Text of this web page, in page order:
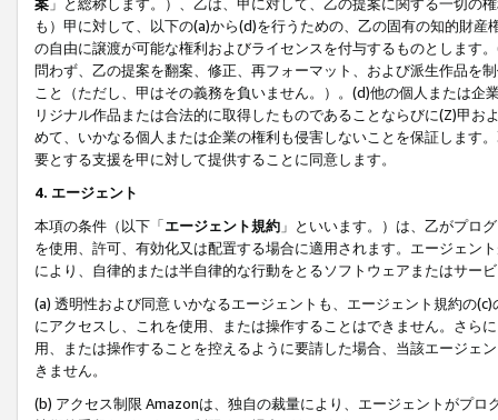
も）甲に対して、以下の(a)から(d)を行うための、乙の固有の知的財
の自由に譲渡が可能な権利およびライセンスを付与するものとします
問わず、乙の提案を翻案、修正、再フォーマット、および派生作品を
こと（ただし、甲はその義務を負いません。）。(d)他の個人または
リジナル作品または合法的に取得したものであることならびに(Z)甲
めて、いかなる個人または企業の権利も侵害しないことを保証します
要とする支援を甲に対して提供することに同意します。
4. エージェント
本項の条件（以下「エージェント規約 」といいます。）は、乙がプロ
を使用、許可、有効化又は配置する場合に適用されます。エージェン
により、自律的または半自律的な行動をとるソフトウェアまたはサー
(a) 透明性および同意 いかなるエージェントも、エージェント規約の
にアクセスし、これを使用、または操作することはできません。さら
用、または操作することを控えるように要請した場合、当該エージェ
きません。
(b) アクセス制限 Amazonは、独自の裁量により、エージェントがプ